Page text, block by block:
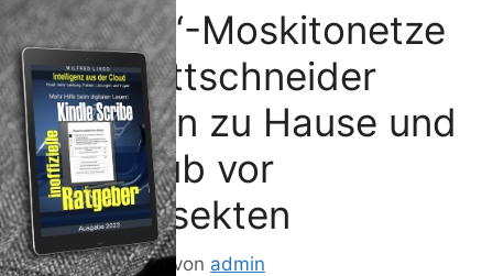
‚Holiday‘-Moskitonetze
von Brettschneider
schützen zu Hause und
im Urlaub vor
Stechinsekten
8. August 2014 von admin